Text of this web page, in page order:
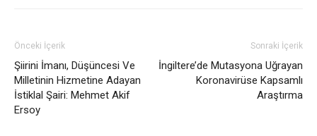
Önceki İçerik
Şiirini İmanı, Düşüncesi Ve
Milletinin Hizmetine Adayan
İstiklal Şairi: Mehmet Akif
Ersoy
Sonraki İçerik
İngiltere’de Mutasyona Uğrayan
Koronavirüse Kapsamlı
Araştırma